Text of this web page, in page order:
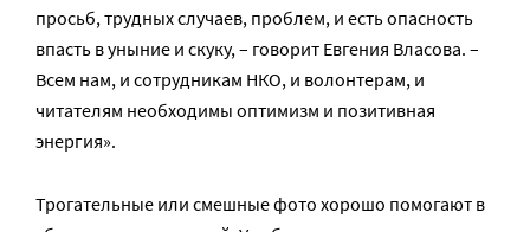
просьб, трудных случаев, проблем, и есть опасность
впасть в уныние и скуку, – говорит Евгения Власова. –
Всем нам, и сотрудникам НКО, и волонтерам, и
читателям необходимы оптимизм и позитивная
энергия».
Трогательные или смешные фото хорошо помогают в